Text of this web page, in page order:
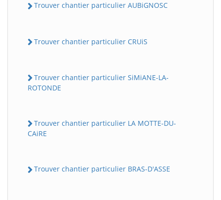
Trouver chantier particulier AUBiGNOSC
Trouver chantier particulier CRUiS
Trouver chantier particulier SiMiANE-LA-
ROTONDE
Trouver chantier particulier LA MOTTE-DU-
CAiRE
Trouver chantier particulier BRAS-D'ASSE